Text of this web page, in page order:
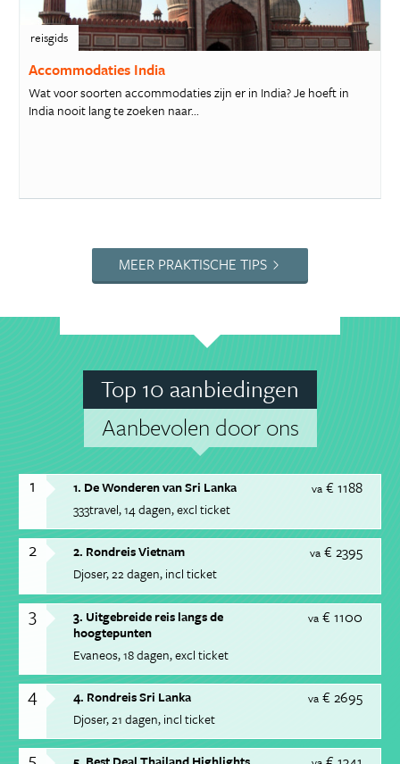
reisgids
Accommodaties India
Wat voor soorten accommodaties zijn er in India? Je hoeft in
India nooit lang te zoeken naar...
MEER PRAKTISCHE TIPS
Top 10 aanbiedingen
Aanbevolen door ons
1 va € 1188
1. De Wonderen van Sri Lanka
333travel 14 dagen excl ticket
2 va € 2395
2. Rondreis Vietnam
Djoser 22 dagen incl ticket
3 va € 1100
3. Uitgebreide reis langs de
hoogtepunten
Evaneos 18 dagen excl ticket
4 va € 2695
4. Rondreis Sri Lanka
Djoser 21 dagen incl ticket